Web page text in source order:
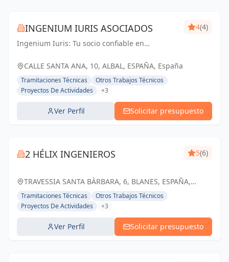
INGENIUM IURIS ASOCIADOS
Ingenium Iuris: Tu socio confiable en
Soluciones profesionales para proyectos
4(4)
CALLE SANTA ANA, 10, ALBAL, ESPAÑA, España
Tramitaciones Técnicas
Otros Trabajos Técnicos
Proyectos De Actividades
+3
Ver Perfil Solicitar presupuesto
2 HÉLIX INGENIEROS 5(6)
TRAVESSIA SANTA BÀRBARA, 6, BLANES, ESPAÑA,
España
Tramitaciones Técnicas
Otros Trabajos Técnicos
Proyectos De Actividades
+3
Ver Perfil Solicitar presupuesto